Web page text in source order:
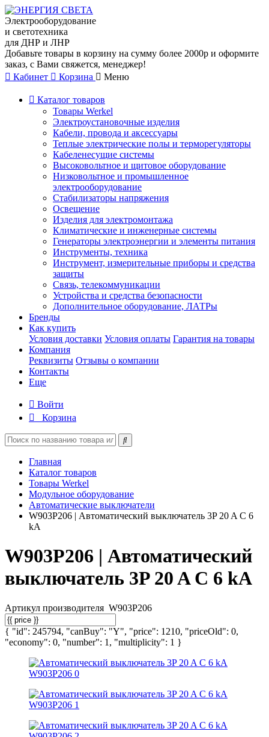
Электрооборудование
и светотехника
для ДНР и ЛНР
Добавьте товары в корзину на сумму более 2000р и оформите
заказ, с Вами свяжется, менеджер!
Кабинет
Корзина Меню
Каталог товаров
Товары Werkel
Электроустановочные изделия
Кабели, провода и аксессуары
Теплые электрические полы и терморегуляторы
Кабеленесущие системы
Высоковольтное и щитовое оборудование
Низковольтное и промышленное
электрооборудование
Стабилизаторы напряжения
Освещение
Изделия для электромонтажа
Климатические и инженерные системы
Генераторы электроэнергии и элементы питания
Инструменты, техника
Инструмент, измерительные приборы и средства
защиты
Связь, телекоммуникации
Устройства и средства безопасности
Дополнительное оборудование, ЛАТРы
Бренды
Как купить
Условия доставки Условия оплаты Гарантия на товары
Компания
Реквизиты Отзывы о компании
Контакты
Еще
Войти
Корзина
Главная
Каталог товаров
Товары Werkel
Модульное оборудование
Автоматические выключатели
W903P206 | Автоматический выключатель 3P 20 A C 6
kА
W903P206 | Автоматический
выключатель 3P 20 A C 6 kА
Артикул производителя W903P206
{ "id": 245794, "canBuy": "Y", "price": 1210, "priceOld": 0,
"economy": 0, "number": 1, "multiplicity": 1 }